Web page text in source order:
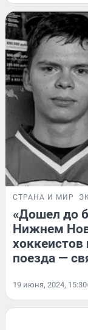
СТРАНА И МИР
«Дошел до
Нижнем
поезда —
19 июня, 2024, 15:30